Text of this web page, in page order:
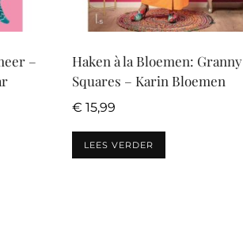
–
Haken à la Bloemen: Granny
Squares – Karin Bloemen
€ 15,99
LEES VERDER